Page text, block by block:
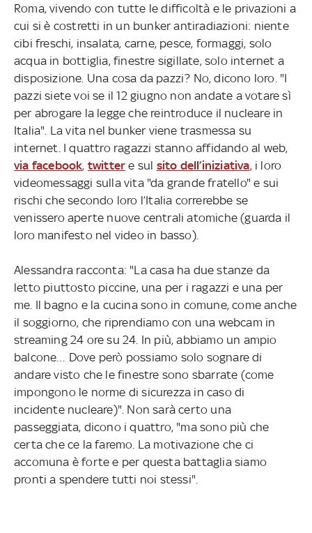
Roma, vivendo con tutte le difficoltà e le privazioni a
cui si è costretti in un bunker antiradiazioni: niente
cibi freschi, insalata, carne, pesce, formaggi, solo
acqua in bottiglia, finestre sigillate, solo internet a
disposizione. Una cosa da pazzi? No, dicono loro. "I
pazzi siete voi se il 12 giugno non andate a votare sì
per abrogare la legge che reintroduce il nucleare in
Italia". La vita nel bunker viene trasmessa su
internet. I quattro ragazzi stanno affidando al web,
via facebook, twitter e sul sito dell’iniziativa, i loro
videomessaggi sulla vita "da grande fratello" e sui
rischi che secondo loro l’Italia correrebbe se
venissero aperte nuove centrali atomiche (guarda il
loro manifesto nel video in basso).
Alessandra racconta: "La casa ha due stanze da
letto piuttosto piccine, una per i ragazzi e una per
me. Il bagno e la cucina sono in comune, come anche
il soggiorno, che riprendiamo con una webcam in
streaming 24 ore su 24. In più, abbiamo un ampio
balcone… Dove però possiamo solo sognare di
andare visto che le finestre sono sbarrate (come
impongono le norme di sicurezza in caso di
incidente nucleare)". Non sarà certo una
passeggiata, dicono i quattro, "ma sono più che
certa che ce la faremo. La motivazione che ci
accomuna è forte e per questa battaglia siamo
pronti a spendere tutti noi stessi".